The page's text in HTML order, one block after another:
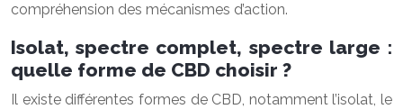
compréhension des mécanismes d’action.
Isolat, spectre complet, spectre large :
quelle forme de CBD choisir ?
Il existe différentes formes de CBD, notamment l’isolat, le